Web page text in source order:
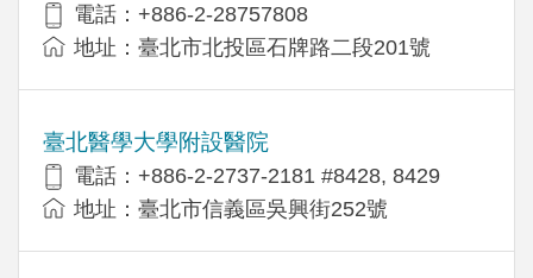
電話：+886-2-28757808
地址：臺北市北投區石牌路二段201號
臺北醫學大學附設醫院
電話：+886-2-2737-2181 #8428, 8429
地址：臺北市信義區吳興街252號